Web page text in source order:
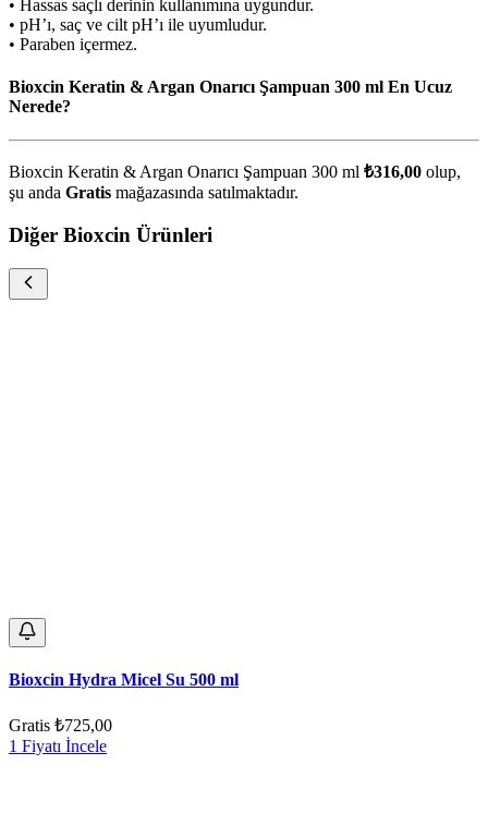
• Hassas saçlı derinin kullanımına uygundur.
• pH’ı, saç ve cilt pH’ı ile uyumludur.
• Paraben içermez.
Bioxcin Keratin & Argan Onarıcı Şampuan 300 ml En Ucuz
Nerede?
Bioxcin Keratin & Argan Onarıcı Şampuan 300 ml ₺316,00 olup,
şu anda Gratis mağazasında satılmaktadır.
Diğer Bioxcin Ürünleri
Bioxcin Hydra Micel Su 500 ml
Gratis ₺725,00
1 Fiyatı İncele